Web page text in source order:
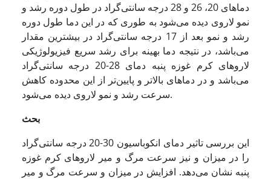
دماهای 20، 26 و 28 درجه سانتی‌گراد در طول دوره رشد و
نمو لاروی دیده می‌شود به ‌طوری که در این دما طول دوره
رشد و نمو بعد از 17 درجه سانتی‌گراد در بیشترین مقدار
می‌باشد، در نتیجه دما بهینه برای رشد سریع فیزیولوژیکی
لاروهای کرم غوزه پنبه دمای 28-20 درجه سانتی‌گراد
می‌باشد و در دماهای بالاتر و پایین‌تر از این محدوده کاهش
سرعت رشد و نمو لاروی دیده می‌شود.
بحث
این بررسی تاثیر دمای انکوباسیون 30-20 درجه سانتی‌گراد
را در میزان و نیز سرعت مرگ و میر لاروهای کرم غوزه
پنبه نشان می‌دهد. افزایش در میزان و سرعت مرگ و میر